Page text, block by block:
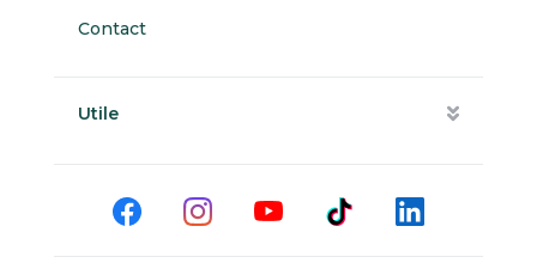
Contact
Utile